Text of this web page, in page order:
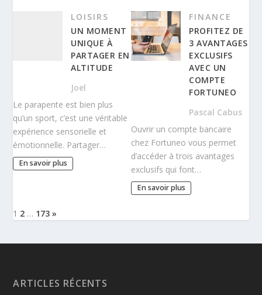
LOISIRS
UN MOMENT
UNIQUE À
PARTAGER EN
ALTITUDE
Joel
Le parapente est bien plus
qu’un sport, c’est une véritable
expérience sensorielle et
émotionnelle. Partager…
En savoir plus
FINANCE
PROFITEZ DE
3 AVANTAGES
EXCLUSIFS
AVEC UN
COMPTE
FORTUNEO
Pascal Cabus
Ouvrir un compte bancaire
chez Fortuneo vous permet
d’accéder à trois avantages
exclusifs qui font…
En savoir plus
1 2 … 173 »
ARTICLES RÉCENTS